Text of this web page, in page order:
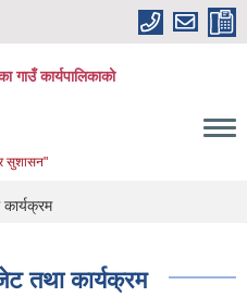
गाउँ कार्यपालिकाको
सुशासन"
तथा कार्यक्रम